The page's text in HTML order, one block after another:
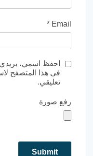
Email
*
احفظ اسمي، بريدي
في هذا المتصفح
تعليقي.
رفع صورة